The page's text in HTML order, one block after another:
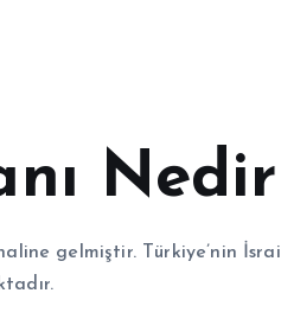
Nedir
gelmiştir. Türkiye’nin İsrail